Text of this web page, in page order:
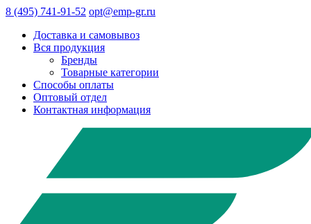
8 (495) 741-91-52 opt@emp-gr.ru
Доставка и самовывоз
Вся продукция
Бренды
Товарные категории
Способы оплаты
Оптовый отдел
Контактная информация